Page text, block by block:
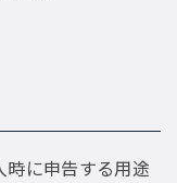
時に申告する用途